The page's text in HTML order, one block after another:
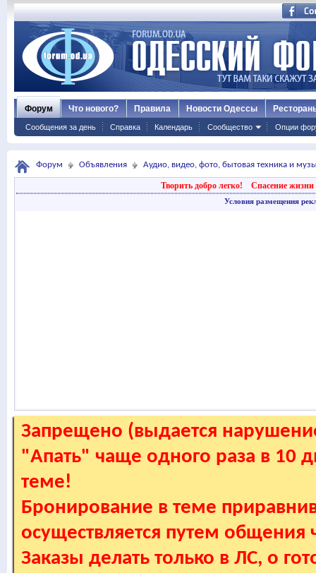
Форум
Сообщения за день Справка Календарь Сообщество Опции
Что нового? Правила Новости Одессы
Форум Объявления Аудио, видео, фото, бытовая техника и
Творить добро легко! Спасение жизни
Условия размещения
Запрещено (выдается
"Апать" чаще одного раза в 10
теме!
Бронирование в теме
осуществляется путем
Заказы делать только в ЛС, о